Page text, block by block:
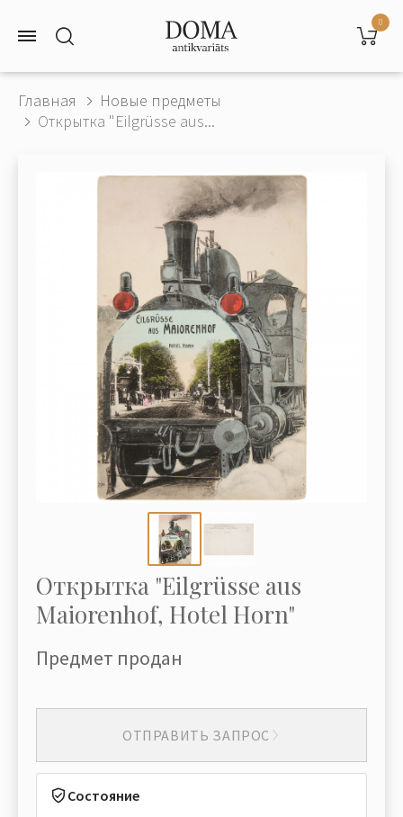
0
Главная
Новые предметы
Открытка "Eilgrüsse aus...
Открытка "Eilgrüsse aus
Maiorenhof, Hotel Horn"
Предмет продан
ОТПРАВИТЬ ЗАПРОС
Состояние